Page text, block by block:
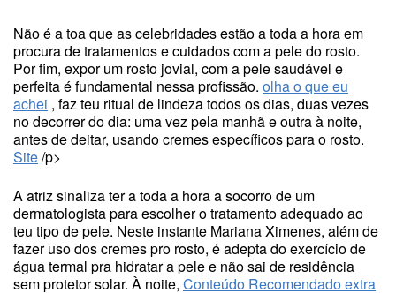
Não é a toa que as celebridades estão a toda a hora em
procura de tratamentos e cuidados com a pele do rosto.
Por fim, expor um rosto jovial, com a pele saudável e
perfeita é fundamental nessa profissão. olha o que eu
achei , faz teu ritual de lindeza todos os dias, duas vezes
no decorrer do dia: uma vez pela manhã e outra à noite,
antes de deitar, usando cremes específicos para o rosto.
Site/p>
A atriz sinaliza ter a toda a hora a socorro de um
dermatologista para escolher o tratamento adequado ao
teu tipo de pele. Neste instante Mariana Ximenes, além de
fazer uso dos cremes pro rosto, é adepta do exercício de
água termal pra hidratar a pele e não sai de residência
sem protetor solar. À noite, Conteúdo Recomendado extra